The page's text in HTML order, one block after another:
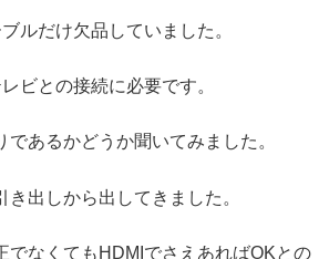
ルだけ欠品していました。
ビとの接続に必要です。
であるかどうか聞いてみました。
出しから出してきました。
でなくてもHDMIでさえあればOKとの